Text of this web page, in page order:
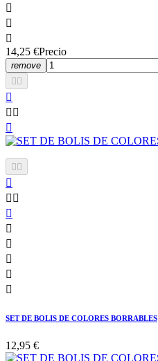



14,25 €Precio
remove
 

 

 

 






SET DE BOLIS DE COLORES BORRABLES
12,95 €